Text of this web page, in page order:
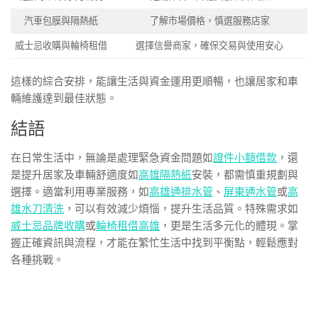
汽車包膜與隔熱紙 了解市場價格，慎選服務店家
威士忌收購與輪椅租借 選擇信譽商家，確保交易與使用安心
這樣的綜合安排，能讓生活與資金運用更順暢，也讓居家和車
輛維護達到最佳狀態。
結語
在日常生活中，無論是處理緊急資金問題如證件小額借款 ，還
是提升居家及車輛舒適度如高雄隔熱紙安裝，都需慎重規劃與
選擇。適當利用專業服務，如高雄通排水管 、 屏東通水管或高
雄水刀清洗 ，可以有效減少煩惱，提升生活品質。特殊需求如
威士忌品牌收購或輪椅租借高雄 ，更是生活多元化的體現。掌
握正確資訊與流程，才能在繁忙生活中找到平衡點，輕鬆應對
各種挑戰。